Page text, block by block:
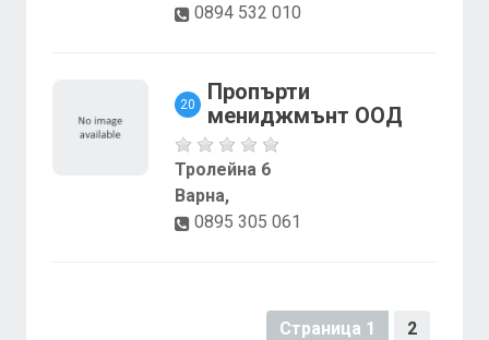
0894 532 010
20
Пропърти
мениджмънт ООД
Тролейна 6
Варна,
0895 305 061
Страница 1 2